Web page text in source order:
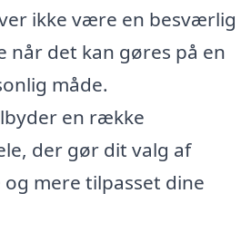
ikke være en besværlig
når det kan gøres på en
måde.
en række
der gør dit valg af
mere tilpasset dine